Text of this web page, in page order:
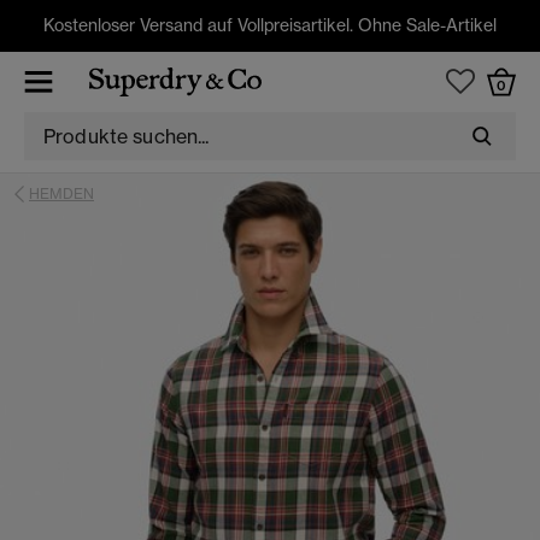
Kostenloser Versand auf Vollpreisartikel. Ohne Sale-Artikel
0
HEMDEN